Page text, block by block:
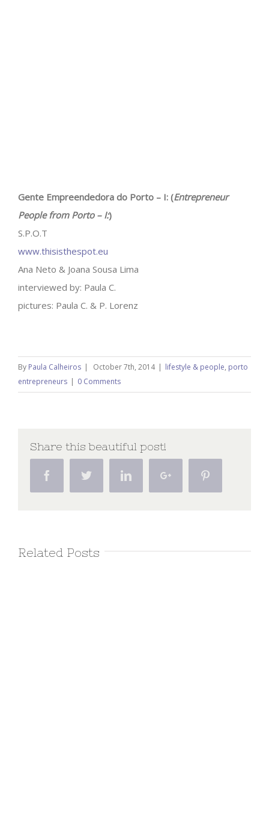
Gente Empreendedora do Porto – I: (Entrepreneur
People from Porto – I:)
S.P.O.T
www.thisisthespot.eu
Ana Neto & Joana Sousa Lima
interviewed by: Paula C.
pictures: Paula C. & P. Lorenz
By Paula Calheiros | October 7th, 2014 | lifestyle & people, porto
entrepreneurs | 0 Comments
Share this beautiful post!
Facebook Twitter LinkedinGoogle+
Related Posts